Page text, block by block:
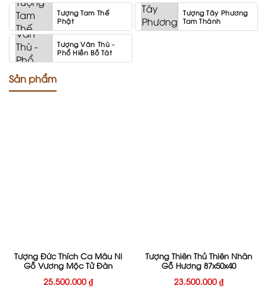
Tượng Tam Thế
Phật
Tượng Tây Phương
Tam Thánh
Tượng Văn Thù -
Phổ Hiền Bồ Tát
Sản phẩm
Tượng Đức Thích Ca Mâu Ni
Gỗ Vương Mộc Tử Đàn
25.500.000 ₫
Tượng Thiên Thủ Thiên Nhãn
Gỗ Hương 87x50x40
23.500.000 ₫